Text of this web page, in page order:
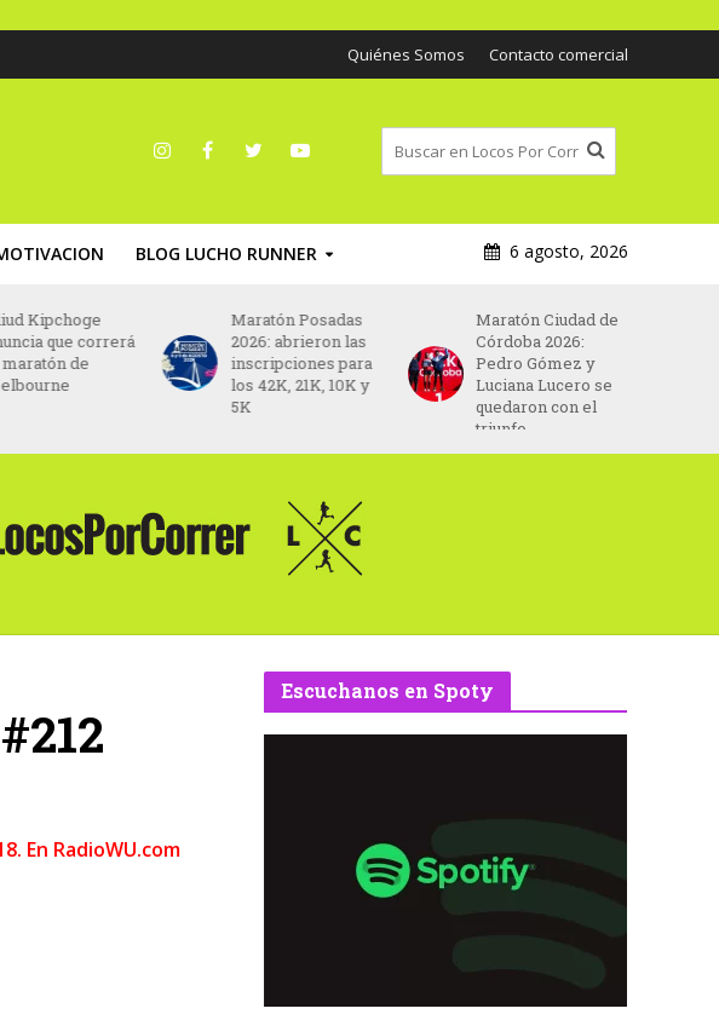
Quiénes Somos Contacto comercial
BLOG LUCHO RUNNER 6 agosto, 2026
Kipchoge
que correrá
de
Maratón Posadas
2026: abrieron las
inscripciones para
los 42K, 21K, 10K y
5K
Maratón Ciudad de
Córdoba 2026:
Pedro Gómez y
Luciana Lucero se
quedaron con el
triunfo
En RadioWU.com
Escuchanos en Spoty